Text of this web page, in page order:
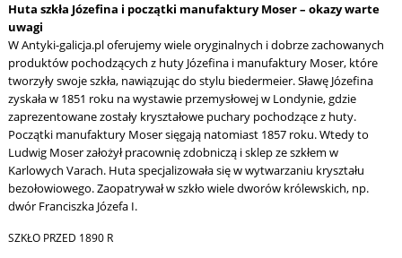
Huta szkła Józefina i początki manufaktury Moser – okazy warte
uwagi
W Antyki-galicja.pl oferujemy wiele oryginalnych i dobrze zachowanych
produktów pochodzących z huty Józefina i manufaktury Moser, które
tworzyły swoje szkła, nawiązując do stylu biedermeier. Sławę Józefina
zyskała w 1851 roku na wystawie przemysłowej w Londynie, gdzie
zaprezentowane zostały kryształowe puchary pochodzące z huty.
Początki manufaktury Moser sięgają natomiast 1857 roku. Wtedy to
Ludwig Moser założył pracownię zdobniczą i sklep ze szkłem w
Karlowych Varach. Huta specjalizowała się w wytwarzaniu kryształu
bezołowiowego. Zaopatrywał w szkło wiele dworów królewskich, np.
dwór Franciszka Józefa I.
SZKŁO PRZED 1890 R